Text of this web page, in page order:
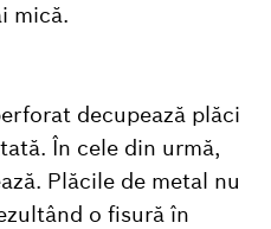
mică.
decupează plăci
În cele din urmă,
Plăcile de metal nu
o fisură în